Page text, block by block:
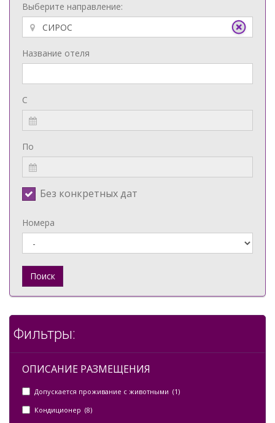
Выберите направление:
Название отеля
С
По
Без конкретных дат
Номера
Поиск
Фильтры:
ОПИСАНИЕ РАЗМЕЩЕНИЯ
Допускается проживание с животными (1)
Кондиционер (8)